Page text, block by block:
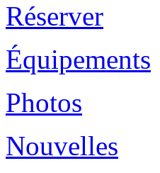
Réserver
Équipements
Photos
Nouvelles